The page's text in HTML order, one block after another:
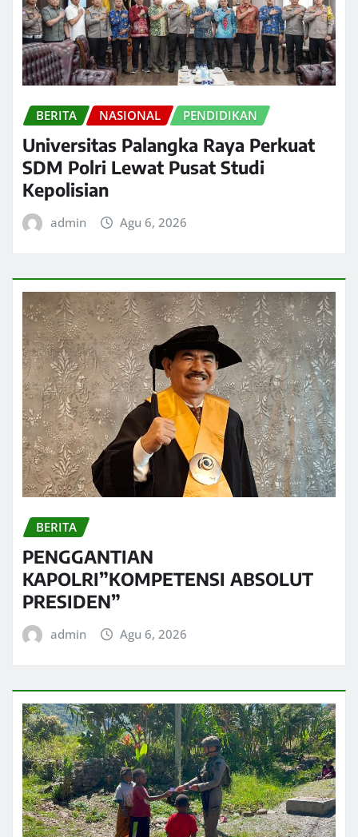
BERITA NASIONAL PENDIDIKAN
Universitas Palangka Raya Perkuat
SDM Polri Lewat Pusat Studi
Kepolisian
admin Agu 6, 2026
BERITA
PENGGANTIAN
KAPOLRI”KOMPETENSI ABSOLUT
PRESIDEN”
admin Agu 6, 2026